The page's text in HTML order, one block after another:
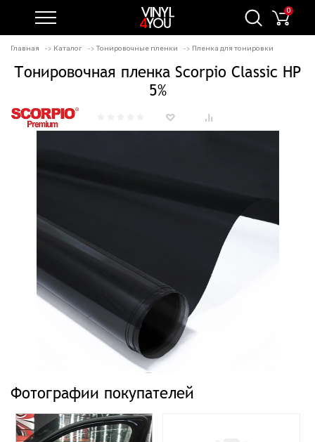
0
Главная Каталог Тонировочные пленки Пленка для тонировки
Тонировочная пленка Scorpio Classic HP
5%
Фотографии покупателей